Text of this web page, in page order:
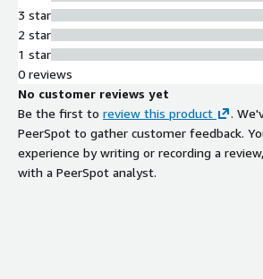
3 star
2 star
1 star
0 reviews
No customer reviews yet
Be the first to review this product
.
PeerSpot to gather customer feedback.
experience by writing or recording a
with a PeerSpot analyst.